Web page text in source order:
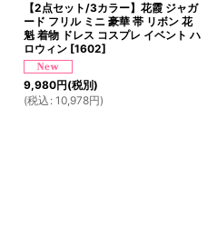
【2点セット/3カラー】花霞 ジャガ
ード フリル ミニ 豪華 帯 リボン 花
魁 着物 ドレス コスプレ イベント ハ
ロウィン [1602]
9,980円(税別)
(税込 : 10,978円)